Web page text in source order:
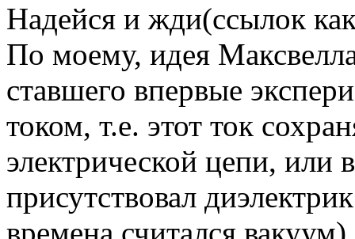
Надейся и жди(ссылок
По моему, идея
ставшего впервые
током, т.е. этот ток
электрической цепи, или
присутствовал
времена считался